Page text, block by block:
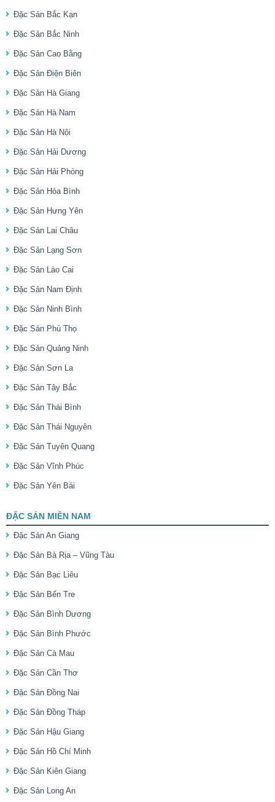
Đặc Sản Bắc Kạn
Đặc Sản Bắc Ninh
Đặc Sản Cao Bằng
Đặc Sản Điện Biên
Đặc Sản Hà Giang
Đặc Sản Hà Nam
Đặc Sản Hà Nội
Đặc Sản Hải Dương
Đặc Sản Hải Phòng
Đặc Sản Hòa Bình
Đặc Sản Hưng Yên
Đặc Sản Lai Châu
Đặc Sản Lạng Sơn
Đặc Sản Lào Cai
Đặc Sản Nam Định
Đặc Sản Ninh Bình
Đặc Sản Phú Thọ
Đặc Sản Quảng Ninh
Đặc Sản Sơn La
Đặc Sản Tây Bắc
Đặc Sản Thái Bình
Đặc Sản Thái Nguyên
Đặc Sản Tuyên Quang
Đặc Sản Vĩnh Phúc
Đặc Sản Yên Bái
ĐẶC SẢN MIỀN NAM
Đặc Sản An Giang
Đặc Sản Bà Rịa – Vũng Tàu
Đặc Sản Bạc Liêu
Đặc Sản Bến Tre
Đặc Sản Bình Dương
Đặc Sản Bình Phước
Đặc Sản Cà Mau
Đặc Sản Cần Thơ
Đặc Sản Đồng Nai
Đặc Sản Đồng Tháp
Đặc Sản Hậu Giang
Đặc Sản Hồ Chí Minh
Đặc Sản Kiên Giang
Đặc Sản Long An